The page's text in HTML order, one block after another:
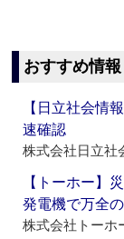
おすすめ情報
【日立社会情
速確認
株式会社日立社
【トーホー】
発電機で万全
株式会社トーホ